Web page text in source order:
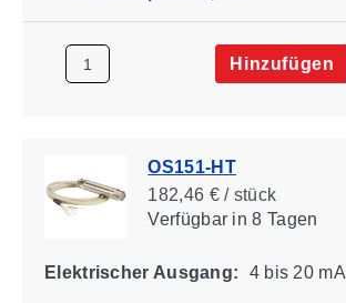
Hinzufügen
OS151-HT
182,46 € / stück
Verfügbarin 8 Tagen
Elektrischer Ausgang: 4 bis 20 mA